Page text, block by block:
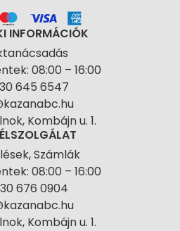
INFORMÁCIÓK
08:00 – 16:00
645 6547
Kombájn u. 1.
Számlák
08:00 – 16:00
676 0904
Kombájn u. 1.